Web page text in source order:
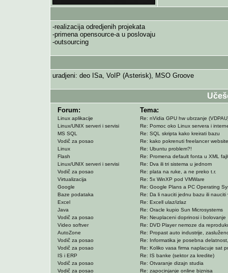
-realizacija odredjenih projekata
-primena opensource-a u poslovaju
-outsourcing
uradjeni: deo ISa, VoIP (Asterisk), MSO Groove
Forum: Tema:
Linux aplikacije
Re: nVidia GPU hw ubrzanje
Linux/UNIX serveri i servisi
Re: Pomoc oko Linux servera i
MS SQL
Re: SQL skripta kako kreirati bazu
Vodič za posao
Re: kako pokrenuti freelancer
Linux
Re: Ubuntu problem?!
Flash
Re: Promena default fonta u XML
Linux/UNIX serveri i servisi
Re: Dva ili tri sistema u jednom
Vodič za posao
Re: plata na ruke, a ne preko t.r.
Virtualizacija
Re: 5x WinXP pod VMWare
Google
Re: Google Plans a PC Operating
Baze podataka
Re: Da li nauciti jednu bazu ili nauciti
Excel
Re: Excell ulaz/izlaz
Java
Re: Oracle kupio Sun Microsystems
Vodič za posao
Re: Neuplaceni doprinosi i bolovanje
Video softver
Re: DVD Player nemoze da
AutoZone
Re: Propast auto industrije,
Vodič za posao
Re: Informatika je posebna
Vodič za posao
Re: Koliko vasa firma naplacuje sat
IS i ERP
Re: IS banke (sektor za kredite)
Vodič za posao
Re: Otvaranje dizajn studia
Vodič za posao
Re: zapocinjanje online biznisa